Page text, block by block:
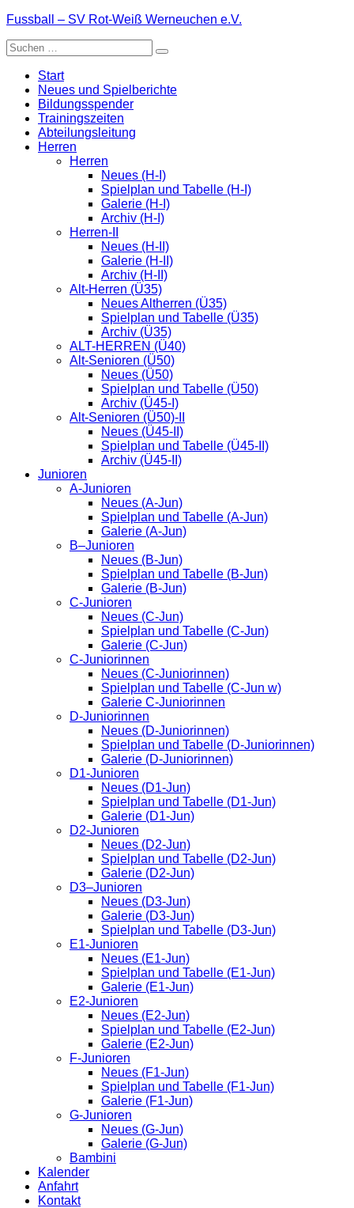
Zum
springen
Fussball – SV Rot-Weiß Werneuchen e.V.
Suche
nach:
Start
Neues und Spielberichte
Bildungsspender
Trainingszeiten
Abteilungsleitung
Herren
Herren
Neues (H-I)
Spielplan und Tabelle (H-I)
Galerie (H-I)
Archiv (H-I)
Herren-II
Neues (H-II)
Galerie (H-II)
Archiv (H-II)
Alt-Herren (Ü35)
Neues Altherren (Ü35)
Spielplan und Tabelle (Ü35)
Archiv (Ü35)
ALT-HERREN (Ü40)
Alt-Senioren (Ü50)
Neues (Ü50)
Spielplan und Tabelle (Ü50)
Archiv (Ü45-I)
Alt-Senioren (Ü50)-II
Neues (Ü45-II)
Spielplan und Tabelle (Ü45-II)
Archiv (Ü45-II)
Junioren
A-Junioren
Neues (A-Jun)
Spielplan und Tabelle (A-Jun)
Galerie (A-Jun)
B–Junioren
Neues (B-Jun)
Spielplan und Tabelle (B-Jun)
Galerie (B-Jun)
C-Junioren
Neues (C-Jun)
Spielplan und Tabelle (C-Jun)
Galerie (C-Jun)
C-Juniorinnen
Neues (C-Juniorinnen)
Spielplan und Tabelle (C-Jun w)
Galerie C-Juniorinnen
D-Juniorinnen
Neues (D-Juniorinnen)
Spielplan und Tabelle (D-Juniorinnen)
Galerie (D-Juniorinnen)
D1-Junioren
Neues (D1-Jun)
Spielplan und Tabelle (D1-Jun)
Galerie (D1-Jun)
D2-Junioren
Neues (D2-Jun)
Spielplan und Tabelle (D2-Jun)
Galerie (D2-Jun)
D3–Junioren
Neues (D3-Jun)
Galerie (D3-Jun)
Spielplan und Tabelle (D3-Jun)
E1-Junioren
Neues (E1-Jun)
Spielplan und Tabelle (E1-Jun)
Galerie (E1-Jun)
E2-Junioren
Neues (E2-Jun)
Spielplan und Tabelle (E2-Jun)
Galerie (E2-Jun)
F-Junioren
Neues (F1-Jun)
Spielplan und Tabelle (F1-Jun)
Galerie (F1-Jun)
G-Junioren
Neues (G-Jun)
Galerie (G-Jun)
Bambini
Kalender
Anfahrt
Kontakt